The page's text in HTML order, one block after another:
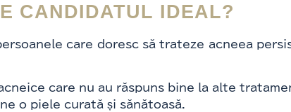
CANDIDATUL IDEAL?
care doresc să trateze acneea
care nu au răspuns bine la alte
o piele curată și sănătoasă.